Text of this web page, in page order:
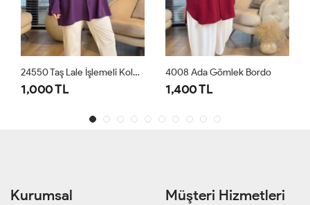
24550 Taş Lale İşlemeli Kolu Manşetli Gömlek Leylak
1,000 TL
4008 Ada Gömlek Bordo
1,400 TL
Kurumsal Müşteri Hizmetleri